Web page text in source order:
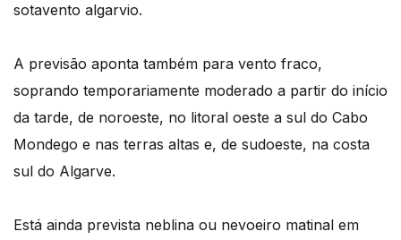
sotavento algarvio.
A previsão aponta também para vento fraco,
soprando temporariamente moderado a partir do início
da tarde, de noroeste, no litoral oeste a sul do Cabo
Mondego e nas terras altas e, de sudoeste, na costa
sul do Algarve.
Está ainda prevista neblina ou nevoeiro matinal em